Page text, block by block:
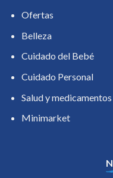
Ofertas
Belleza
Cuidado del Bebé
Cuidado Personal
Salud y medicamentos
Minimarket